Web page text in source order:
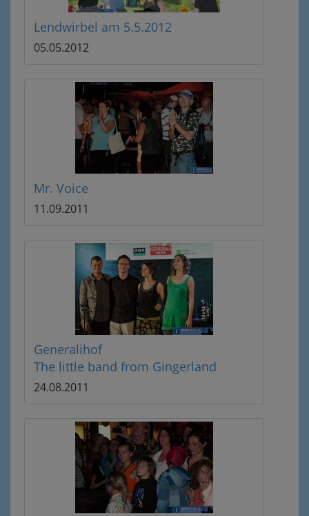
Lendwirbel am 5.5.2012
05.05.2012
Mr. Voice
11.09.2011
Generalihof
The little band from Gingerland
24.08.2011